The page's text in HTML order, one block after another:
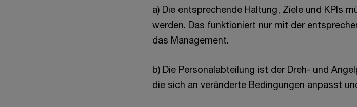
a) Die entsprechende Haltung, Ziele und KPIs
werden. Das funktioniert nur mit der
das Management.
b) Die Personalabteilung ist der Dreh- und
die sich an veränderte Bedingungen anpasst